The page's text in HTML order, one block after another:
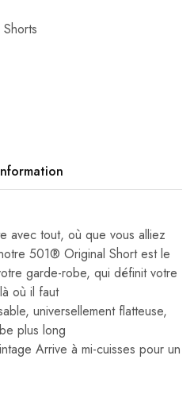
Shorts
avec tout, où que vous alliez
501® Original Short est le
garde-robe, qui définit votre
où il faut
universellement flatteuse,
plus long
Arrive à mi-cuisses pour un